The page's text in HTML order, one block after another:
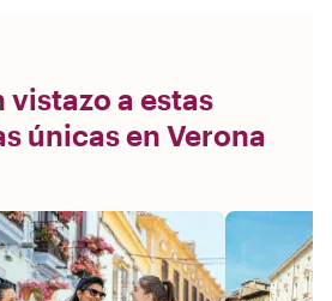
vistazo a estas
únicas en Verona